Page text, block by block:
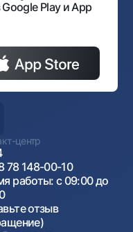
Play и App
центр
78 148-00-10
работы: с 09:00 до
отзыв